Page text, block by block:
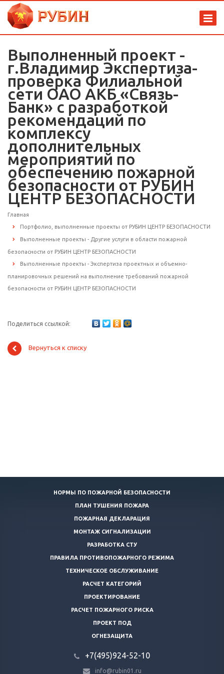
Выполненный проект -
г.Владимир Экспертиза-
проверка Филиальной
сети ОАО АКБ «Связь-
Банк» с разработкой
рекомендаций по
комплексу
дополнительных
мероприятий по
обеспечению пожарной
безопасности от РУБИН
ЦЕНТР БЕЗОПАСНОСТИ
Главная
Портфолио, выполненные проекты от РУБИН ЦЕНТР БЕЗОПАСНОСТИ
Выполненные проекты - Другие услуги в области пожарной
безопасности от РУБИН ЦЕНТР БЕЗОПАСНОСТИ
Выполненные проекты - Экспертиза проектных и объемно-
планировочных решений на выполнение требований пожарной
безопасности от РУБИН ЦЕНТР БЕЗОПАСНОСТИ
Поделиться ссылкой:
Вернуться к списку
НОРМЫ ПО ПОЖАРНОЙ БЕЗОПАСНОСТИ
ПЛАН ТУШЕНИЯ ПОЖАРА
ПОЖАРНАЯ ДЕКЛАРАЦИЯ
МОНТАЖ СИГНАЛИЗАЦИИ
РАЗРАБОТКА СТУ
ПРАВИЛА ПРОТИВОПОЖАРНОГО РЕЖИМА
ТЕХНИЧЕСКОЕ ОБСЛУЖИВАНИЕ
РАСЧЕТ КАТЕГОРИЙ
ПРОЕКТИРОВАНИЕ
РАСЧЕТ ПОЖАРНОГО РИСКА
ПРОЕКТ ПОД
ОГНЕЗАЩИТА
+7(495)924-52-10
info@rubin01.ru